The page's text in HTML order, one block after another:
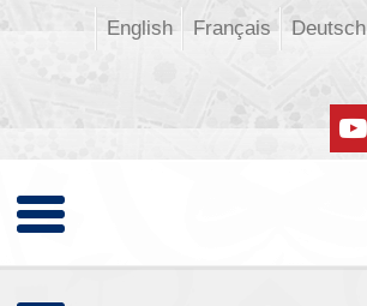
Deutsch
Français
English